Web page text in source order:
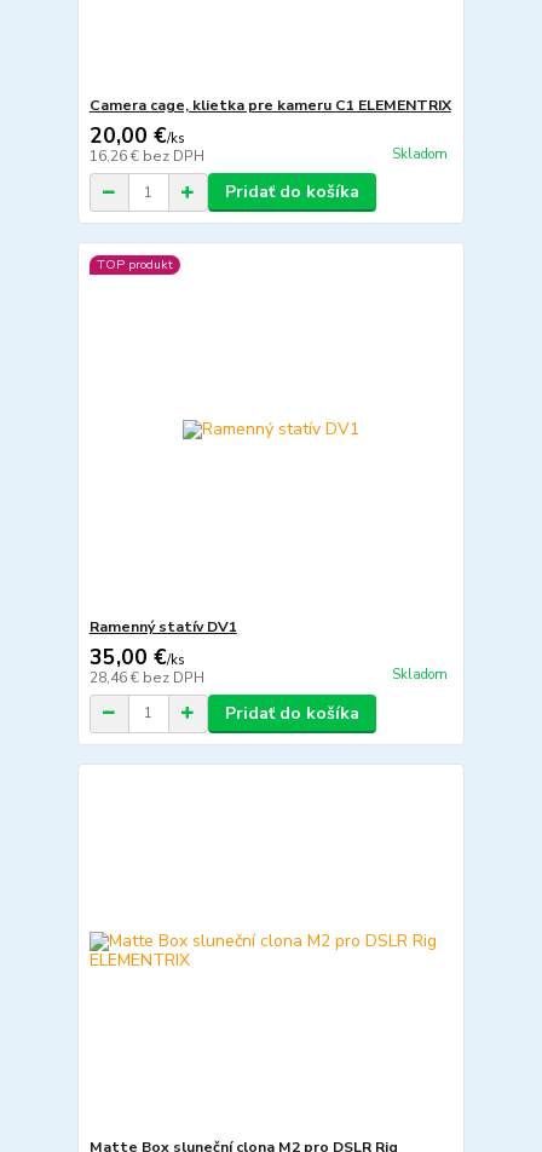
Camera cage, klietka pre kameru C1 ELEMENTRIX
20,00 €/ks
16,26 € bez DPH Skladom
Pridať do košíka
TOP produkt
Ramenný statív DV1
35,00 €/ks
28,46 € bez DPH Skladom
Pridať do košíka
Matte Box sluneční clona M2 pro DSLR Rig